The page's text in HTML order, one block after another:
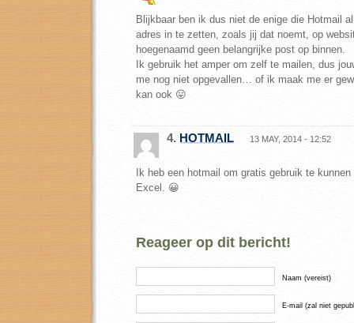
Blijkbaar ben ik dus niet de enige die Hotmail
adres in te zetten, zoals jij dat noemt, op
hoegenaamd geen belangrijke post op binnen.
Ik gebruik het amper om zelf te mailen, dus
me nog niet opgevallen… of ik maak me er
kan ook 😛
4. HOTMAIL 13 MAY, 2014 - 12:52
Ik heb een hotmail om gratis gebruik te
Excel. 😀
Reageer op dit bericht!
Naam (vereist)
E-mail (zal niet